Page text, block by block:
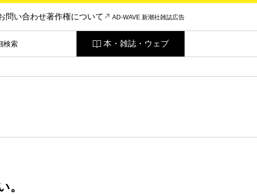
問い合わせ著作権について AD-WAVE 新潮社雑誌広告
検索 本・雑誌・ウェブ
。